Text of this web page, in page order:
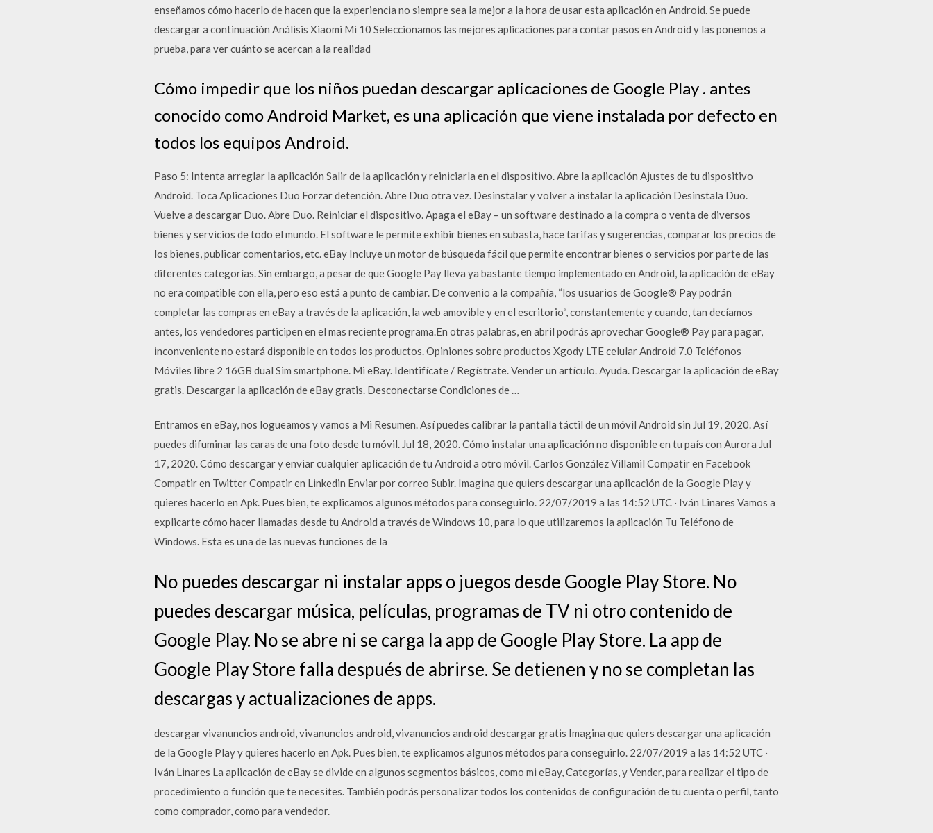
enseñamos cómo hacerlo de hacen que la experiencia no siempre sea la mejor a la hora de usar esta aplicación en Android. Se puede
descargar a continuación Análisis Xiaomi Mi 10 Seleccionamos las mejores aplicaciones para contar pasos en Android y las ponemos a
prueba, para ver cuánto se acercan a la realidad
Cómo impedir que los niños puedan descargar aplicaciones de Google Play . antes
conocido como Android Market, es una aplicación que viene instalada por defecto en
todos los equipos Android.
Paso 5: Intenta arreglar la aplicación Salir de la aplicación y reiniciarla en el dispositivo. Abre la aplicación Ajustes de tu dispositivo
Android. Toca Aplicaciones Duo Forzar detención. Abre Duo otra vez. Desinstalar y volver a instalar la aplicación Desinstala Duo.
Vuelve a descargar Duo. Abre Duo. Reiniciar el dispositivo. Apaga el eBay – un software destinado a la compra o venta de diversos
bienes y servicios de todo el mundo. El software le permite exhibir bienes en subasta, hace tarifas y sugerencias, comparar los precios de
los bienes, publicar comentarios, etc. eBay Incluye un motor de búsqueda fácil que permite encontrar bienes o servicios por parte de las
diferentes categorías. Sin embargo, a pesar de que Google Pay lleva ya bastante tiempo implementado en Android, la aplicación de eBay
no era compatible con ella, pero eso está a punto de cambiar. De convenio a la compañía, “los usuarios de Google® Pay podrán
completar las compras en eBay a través de la aplicación, la web amovible y en el escritorio“, constantemente y cuando, tan decíamos
antes, los vendedores participen en el mas reciente programa.En otras palabras, en abril podrás aprovechar Google® Pay para pagar,
inconveniente no estará disponible en todos los productos. Opiniones sobre productos Xgody LTE celular Android 7.0 Teléfonos
Móviles libre 2 16GB dual Sim smartphone. Mi eBay. Identifícate / Regístrate. Vender un artículo. Ayuda. Descargar la aplicación de eBay
gratis. Descargar la aplicación de eBay gratis. Desconectarse Condiciones de …
Entramos en eBay, nos logueamos y vamos a Mi Resumen. Así puedes calibrar la pantalla táctil de un móvil Android sin Jul 19, 2020. Así
puedes difuminar las caras de una foto desde tu móvil. Jul 18, 2020. Cómo instalar una aplicación no disponible en tu país con Aurora Jul
17, 2020. Cómo descargar y enviar cualquier aplicación de tu Android a otro móvil. Carlos González Villamil Compatir en Facebook
Compatir en Twitter Compatir en Linkedin Enviar por correo Subir. Imagina que quiers descargar una aplicación de la Google Play y
quieres hacerlo en Apk. Pues bien, te explicamos algunos métodos para conseguirlo. 22/07/2019 a las 14:52 UTC · Iván Linares Vamos a
explicarte cómo hacer llamadas desde tu Android a través de Windows 10, para lo que utilizaremos la aplicación Tu Teléfono de
Windows. Esta es una de las nuevas funciones de la
No puedes descargar ni instalar apps o juegos desde Google Play Store. No
puedes descargar música, películas, programas de TV ni otro contenido de
Google Play. No se abre ni se carga la app de Google Play Store. La app de
Google Play Store falla después de abrirse. Se detienen y no se completan las
descargas y actualizaciones de apps.
descargar vivanuncios android, vivanuncios android, vivanuncios android descargar gratis Imagina que quiers descargar una aplicación
de la Google Play y quieres hacerlo en Apk. Pues bien, te explicamos algunos métodos para conseguirlo. 22/07/2019 a las 14:52 UTC ·
Iván Linares La aplicación de eBay se divide en algunos segmentos básicos, como mi eBay, Categorías, y Vender, para realizar el tipo de
procedimiento o función que te necesites. También podrás personalizar todos los contenidos de configuración de tu cuenta o perfil, tanto
como comprador, como para vendedor.